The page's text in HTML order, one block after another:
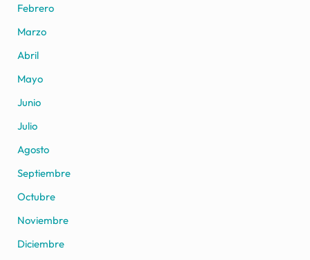
Febrero
Marzo
Abril
Mayo
Junio
Julio
Agosto
Septiembre
Octubre
Noviembre
Diciembre